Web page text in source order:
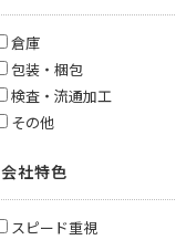
倉庫
包装・梱包
検査・流通加工
その他
会社特色
スピード重視